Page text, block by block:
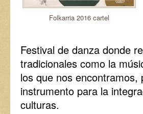
Folkarria 2016 cartel
Festival de danza donde
tradicionales como la
los que nos
instrumento para la
culturas.